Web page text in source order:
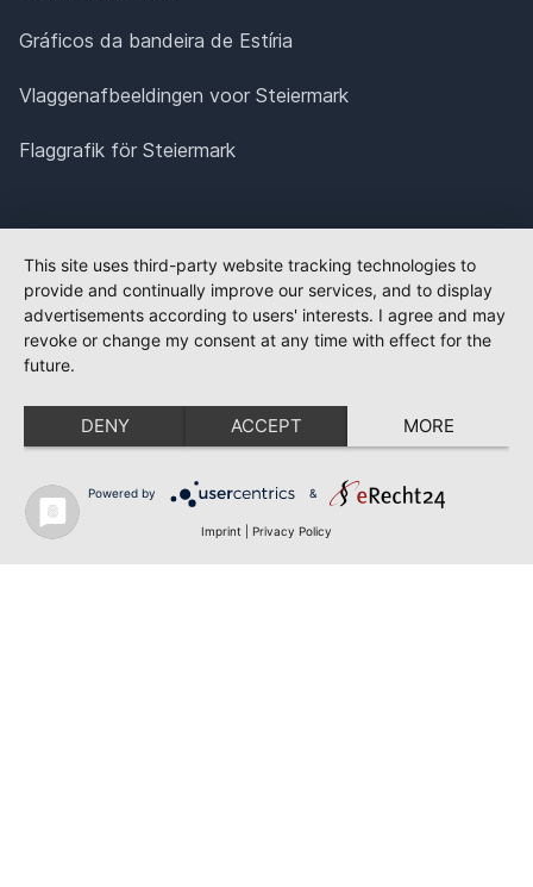
Gráficos da bandeira de Estíria
Vlaggenafbeeldingen voor Steiermark
Flaggrafik för Steiermark
This site uses third-party website tracking technologies to
provide and continually improve our services, and to display
advertisements according to users' interests. I agree and may
revoke or change my consent at any time with effect for the
future.
DENY ACCEPT MORE
Powered by &
Imprint Privacy Policy